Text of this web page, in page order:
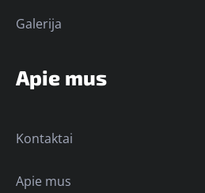
Galerija
Apie mus
Kontaktai
Apie mus